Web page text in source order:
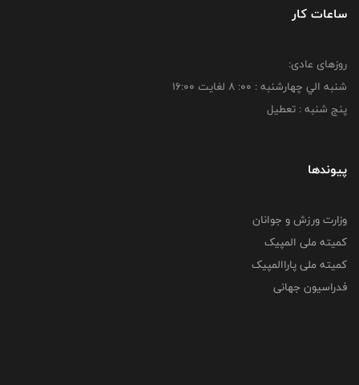
ساعات کار
روزهای عادی:
شنبه الي چهارشنبه : 00: 8 لغايت 16:00
پنج شنبه : تعطیل
پیوندها
وزارت ورزش و جوانان
کمیته ملی المپیک
کمیته ملی پاراالمپیک
فدراسیون جهانی